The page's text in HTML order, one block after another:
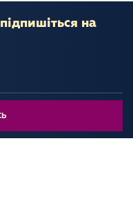
підпишіться на